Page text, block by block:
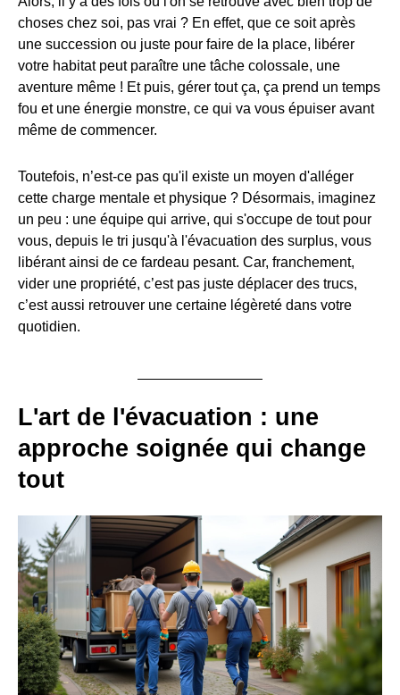
choses chez soi, pas vrai ? En effet, que ce soit après
une succession ou juste pour faire de la place, libérer
votre habitat peut paraître une tâche colossale, une
aventure même ! Et puis, gérer tout ça, ça prend un temps
fou et une énergie monstre, ce qui va vous épuiser avant
même de commencer.
Toutefois, n’est-ce pas qu'il existe un moyen d'alléger
cette charge mentale et physique ? Désormais, imaginez
un peu : une équipe qui arrive, qui s'occupe de tout pour
vous, depuis le tri jusqu'à l'évacuation des surplus, vous
libérant ainsi de ce fardeau pesant. Car, franchement,
vider une propriété, c’est pas juste déplacer des trucs,
c’est aussi retrouver une certaine légèreté dans votre
quotidien.
L'art de l'évacuation : une
approche soignée qui change
tout